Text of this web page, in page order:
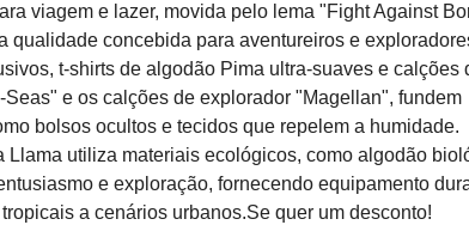
viagem e lazer, movida pelo lema "Fight Against
qualidade concebida para aventureiros e
t-shirts de algodão Pima ultra-suaves e calções
e os calções de explorador "Magellan", fundem
bolsos ocultos e tecidos que repelem a humidade.
utiliza materiais ecológicos, como algodão
e exploração, fornecendo equipamento
a cenários urbanos.Se quer um desconto!